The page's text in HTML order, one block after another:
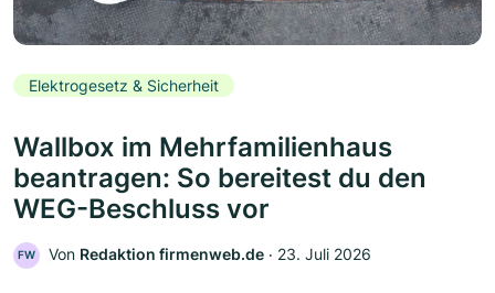
Elektrogesetz & Sicherheit
Wallbox im Mehrfamilienhaus
beantragen: So bereitest du den
WEG-Beschluss vor
FW Von Redaktion firmenweb.de ‧ 23. Juli 2026